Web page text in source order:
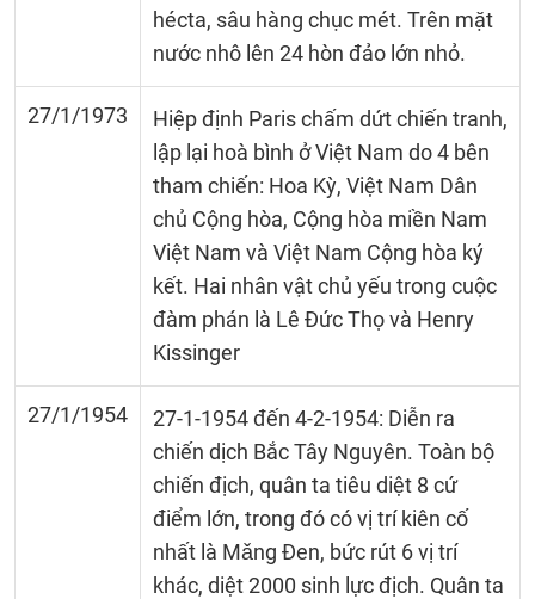
hécta, sâu hàng chục mét. Trên mặt
nước nhô lên 24 hòn đảo lớn nhỏ.
27/1/1973
Hiệp định Paris chấm dứt chiến tranh,
lập lại hoà bình ở Việt Nam do 4 bên
tham chiến: Hoa Kỳ, Việt Nam Dân
chủ Cộng hòa, Cộng hòa miền Nam
Việt Nam và Việt Nam Cộng hòa ký
kết. Hai nhân vật chủ yếu trong cuộc
đàm phán là Lê Đức Thọ và Henry
Kissinger
27/1/1954
27-1-1954 đến 4-2-1954: Diễn ra
chiến dịch Bắc Tây Nguyên. Toàn bộ
chiến địch, quân ta tiêu diệt 8 cứ
điểm lớn, trong đó có vị trí kiên cố
nhất là Mǎng Đen, bức rút 6 vị trí
khác, diệt 2000 sinh lực địch. Quân ta